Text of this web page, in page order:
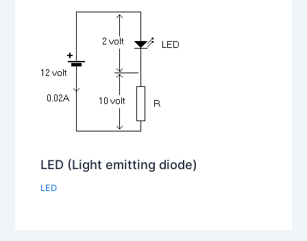
LED (Light emitting diode)
LED